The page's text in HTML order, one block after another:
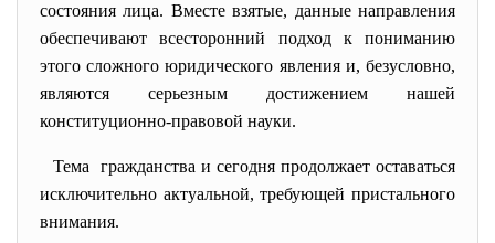
состояния лица. Вместе взятые, данные направления
обеспечивают всесторонний подход к пониманию
этого сложного юридического явления и, безусловно,
являются серьезным достижением нашей
конституционно-правовой науки.
Тема гражданства и сегодня продолжает оставаться
исключительно актуальной, требующей пристального
внимания.